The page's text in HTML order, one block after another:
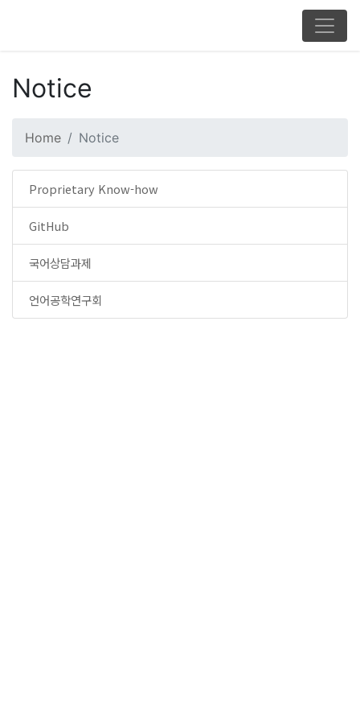
Notice
Home Notice
Proprietary Know-how
GitHub
국어상담과제
언어공학연구회